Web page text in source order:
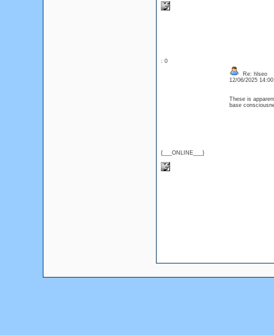
: 0
{___ONLINE___}
Re: hlseo
12/06/2025
These is
base